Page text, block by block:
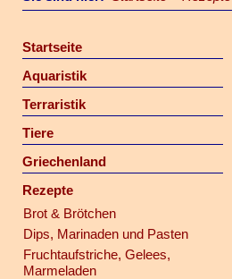
Startseite
Aquaristik
Terraristik
Tiere
Griechenland
Rezepte
Brot & Brötchen
Dips, Marinaden und Pasten
Fruchtaufstriche, Gelees,
Marmeladen